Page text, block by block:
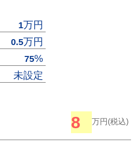
1万円
0.5万円
75%
未設定
8 万円(税込)